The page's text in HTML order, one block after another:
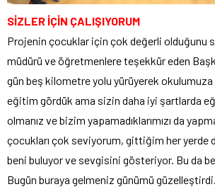
SİZLER İÇİN ÇALIŞIYORUM
Projenin çocuklar için çok değerli olduğunu
müdürü ve öğretmenlere teşekkür eden
gün beş kilometre yolu yürüyerek
eğitim gördük ama sizin daha iyi şartlarda
olmanız ve bizim yapamadıklarımızı da
çocukları çok seviyorum, gittiğim her yerde
beni buluyor ve sevgisini gösteriyor. Bu da
Bugün buraya gelmeniz günümü